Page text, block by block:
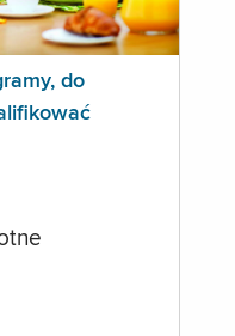
do